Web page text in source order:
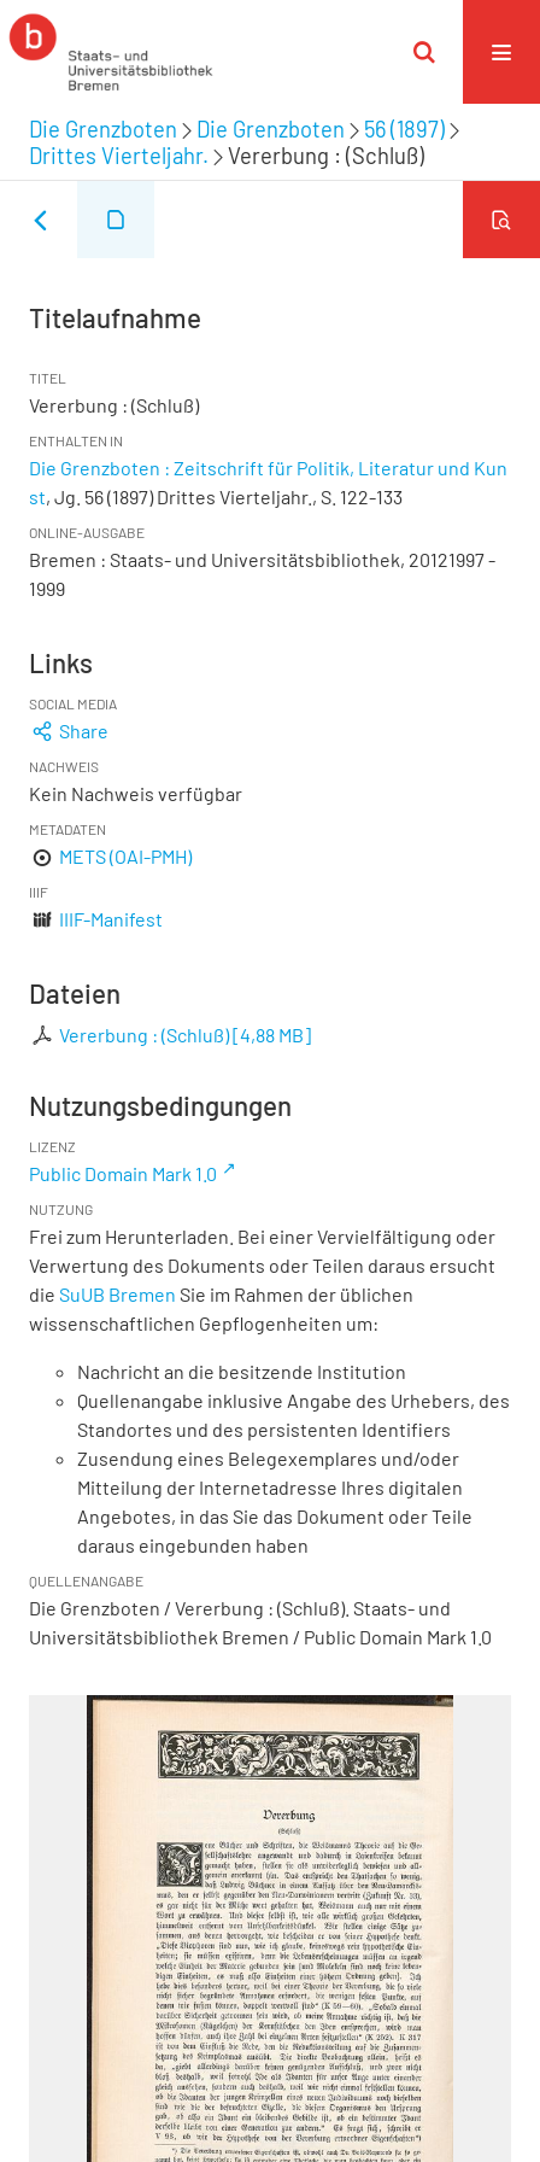
Die Grenzboten Die Grenzboten
56 (1897)
Drittes Vierteljahr.
Vererbung : (Schluß)
Titelaufnahme
TITEL
Vererbung : (Schluß)
ENTHALTEN IN
Die Grenzboten : Zeitschrift für Politik, Literatur und Kun
st, Jg. 56 (1897) Drittes Vierteljahr., S. 122-133
ONLINE-AUSGABE
Bremen : Staats- und Universitätsbibliothek, 20121997 -
1999
Links
SOCIAL MEDIA
Share
NACHWEIS
Kein Nachweis verfügbar
METADATEN
METS (OAI-PMH)
IIIF
IIIF-Manifest
Dateien
Vererbung : (Schluß)[4,88 MB]
Nutzungsbedingungen
LIZENZ
Public Domain Mark 1.0
NUTZUNG
Frei zum Herunterladen. Bei einer Vervielfältigung oder
Verwertung des Dokuments oder Teilen daraus ersucht
die SuUB Bremen Sie im Rahmen der üblichen
wissenschaftlichen Gepflogenheiten um:
Nachricht an die besitzende Institution
Quellenangabe inklusive Angabe des Urhebers, des
Standortes und des persistenten Identifiers
Zusendung eines Belegexemplares und/oder
Mitteilung der Internetadresse Ihres digitalen
Angebotes, in das Sie das Dokument oder Teile
daraus eingebunden haben
QUELLENANGABE
Die Grenzboten / Vererbung : (Schluß). Staats- und
Universitätsbibliothek Bremen / Public Domain Mark 1.0